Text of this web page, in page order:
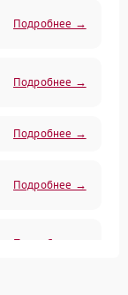
Подробнее →
Подробнее →
Подробнее →
Подробнее →
Подробнее →